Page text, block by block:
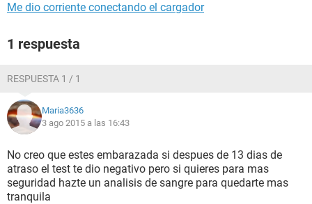
Me dio corriente conectando el cargador
1 respuesta
RESPUESTA 1 / 1
Maria3636
3 ago 2015 a las 16:43
No creo que estes embarazada si despues de 13 dias de
atraso el test te dio negativo pero si quieres para mas
seguridad hazte un analisis de sangre para quedarte mas
tranquila